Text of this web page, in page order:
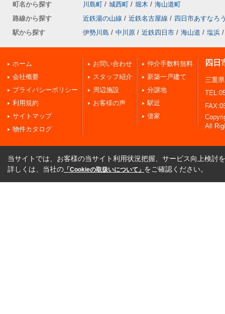
町名から探す
川島町 / 城西町 / 堀木 / 海山道町
路線から探す
近鉄湯の山線 / 近鉄名古屋線 / 四日市あすなろ
駅から探す
伊勢川島 / 中川原 / 近鉄四日市 / 海山道 / 塩浜 /
ホーム
会社概要
プライバシーポリシー
利用規約
サイトマップ
物件カタログ
お問い合わせ
スタッフ紹介
周辺施設
お客様の声
仲介手数料無料
新築一戸建て
分譲地
駅近
借家
四日
三重
All
当サイトでは、お客様の当サイト利用状況把握、サービス向上検討
詳しくは、当社の 「Cookieの取扱いについて」 をご確認ください。